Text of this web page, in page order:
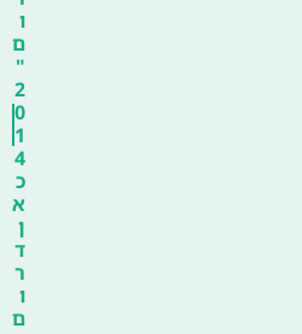
ו
ם
"
2
0
1
4
כ
א
ן
ד
ר
ו
ם